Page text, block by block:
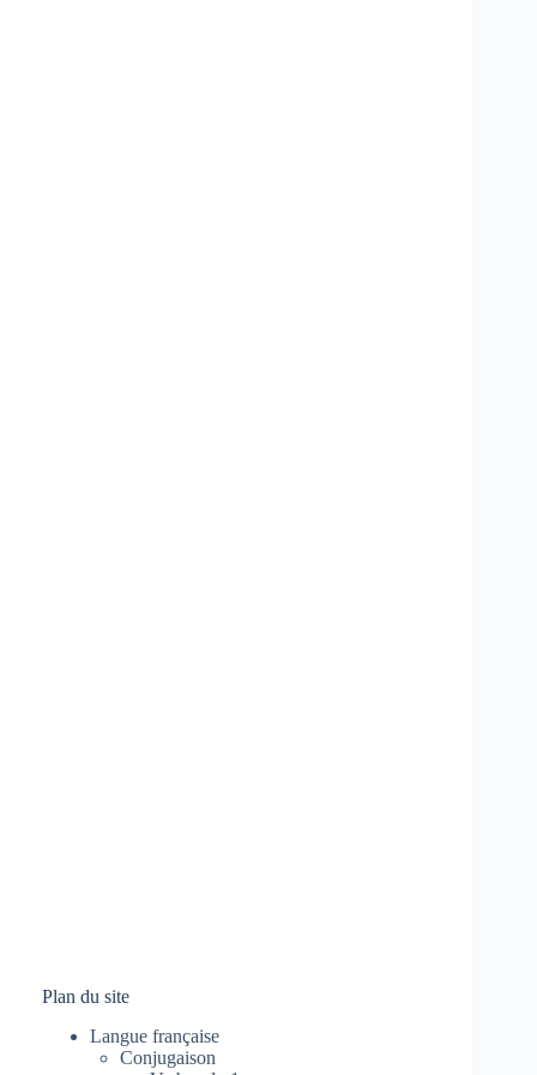
Plan du site
Langue française
Conjugaison